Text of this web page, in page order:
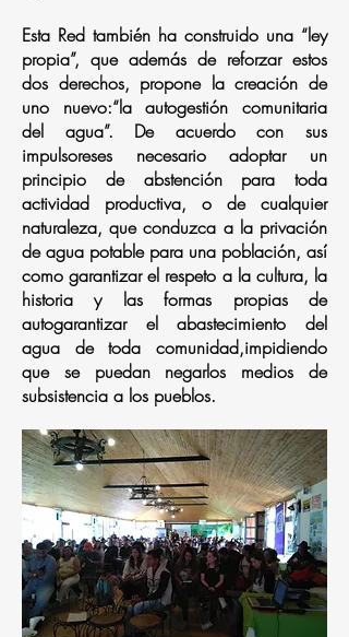
Esta Red también ha construido una “ley
propia”, que además de reforzar estos
dos derechos, propone la creación de
uno nuevo:“la autogestión comunitaria
del agua”. De acuerdo con sus
impulsoreses necesario adoptar un
principio de abstención para toda
actividad productiva, o de cualquier
naturaleza, que conduzca a la privación
de agua potable para una población, así
como garantizar el respeto a la cultura, la
historia y las formas propias de
autogarantizar el abastecimiento del
agua de toda comunidad,impidiendo
que se puedan negarlos medios de
subsistencia a los pueblos.